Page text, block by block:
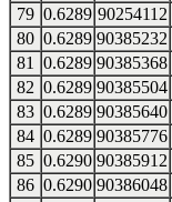
79 0.6289 90254112
80 0.6289 90385232
81
0.6289 90385368
82 0.6289 90385504
83 0.6289 90385640
84 0.6289 90385776
85 0.6290 90385912
86 0.6290 90386048